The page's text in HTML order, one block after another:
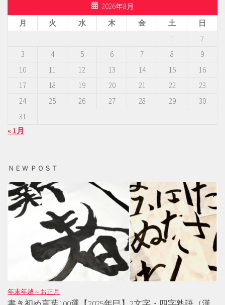
2026年8月
月
火 水 木 金 土
日
1
2
3
4 5 6 7 8
9
10
11 12 13 14 15
16
17
18 19 20 21 22
23
24
25 26 27 28 29
30
31
« 1月
ＮＥＷ ＰＯＳＴ
年末年越～お正月